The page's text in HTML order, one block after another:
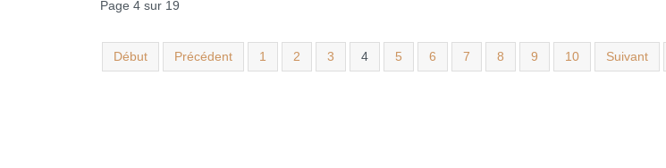
Page 4 sur 19
Début Précédent 1 2 3 4 5 6 7 8 9 10 Suivant